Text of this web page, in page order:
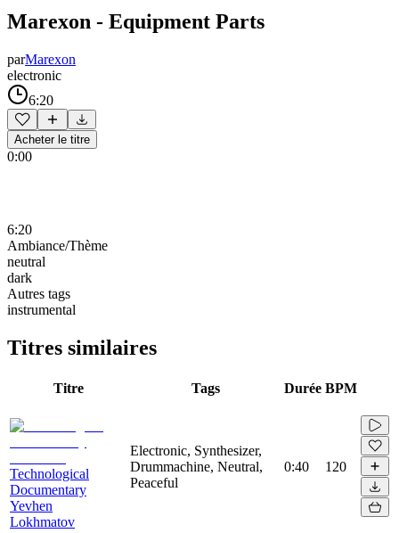
Marexon - Equipment Parts
parMarexon
electronic
6:20
Acheter le titre
0:00
6:20
Ambiance/Thème
neutral
dark
Autres tags
instrumental
Titres similaires
Titre Tags Durée BPM
Technological
Documentary
Yevhen
Lokhmatov
Electronic, Synthesizer,
Drummachine, Neutral,
Peaceful
0:40 120